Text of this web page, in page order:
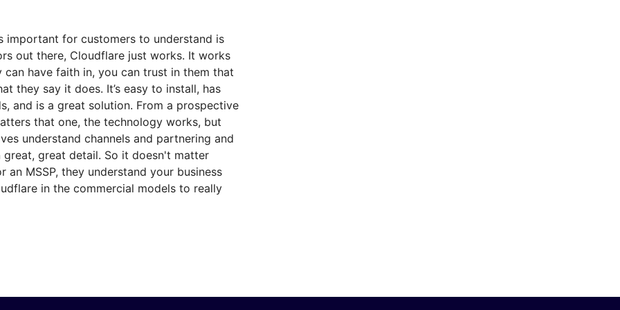
important for customers to understand is
out there, Cloudflare just works. It works
have faith in, you can trust in them that
they say it does. It’s easy to install, has
and is a great solution. From a prospective
that one, the technology works, but
understand channels and partnering and
great detail. So it doesn't matter
an MSSP, they understand your business
in the commercial models to really